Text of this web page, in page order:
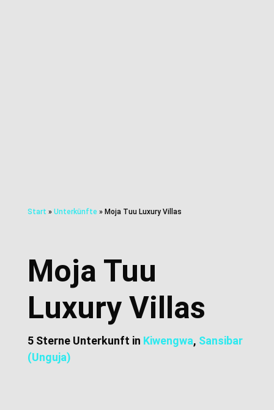
Start » Unterkünfte » Moja Tuu Luxury Villas
Moja Tuu
Luxury Villas
5 Sterne Unterkunft in Kiwengwa, Sansibar
(Unguja)